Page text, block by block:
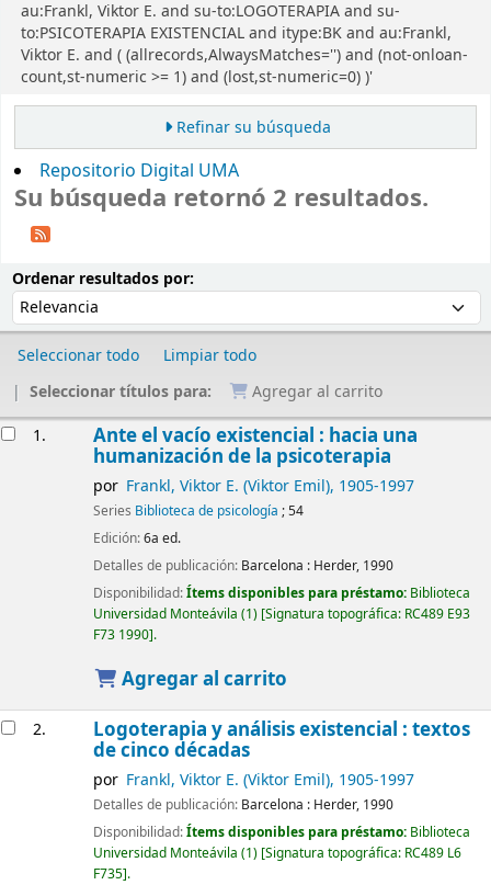
au:Frankl, Viktor E. and su-to:LOGOTERAPIA and su-
to:PSICOTERAPIA EXISTENCIAL and itype:BK and au:Frankl,
Viktor E. and ( (allrecords,AlwaysMatches='') and (not-onloan-
count,st-numeric >= 1) and (lost,st-numeric=0) )'
Refinar su búsqueda
Repositorio Digital UMA
Su búsqueda retornó 2 resultados.
Ordenar resultados por:
Seleccionar todo
Limpiar todo
Seleccionar títulos para:
Agregar al carrito
1. Ante el vacío existencial : hacia una
humanización de la psicoterapia
por Frankl, Viktor E. (Viktor Emil), 1905-1997
Series Biblioteca de psicología ; 54
Edición:6a ed.
Detalles de publicación: Barcelona : Herder, 1990
Disponibilidad:Ítems disponibles para préstamo: Biblioteca
Universidad Monteávila (1) Signatura topográfica: RC489 E93
F73 1990 .
Agregar al carrito
2. Logoterapia y análisis existencial : textos
de cinco décadas
por Frankl, Viktor E. (Viktor Emil), 1905-1997
Detalles de publicación: Barcelona : Herder, 1990
Disponibilidad:Ítems disponibles para préstamo: Biblioteca
Universidad Monteávila (1) Signatura topográfica: RC489 L6
F735 .